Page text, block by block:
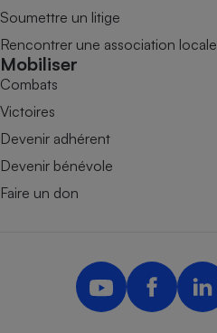
Soumettre un litige
Rencontrer une association locale
Mobiliser
Combats
Victoires
Devenir adhérent
Devenir bénévole
Faire un don